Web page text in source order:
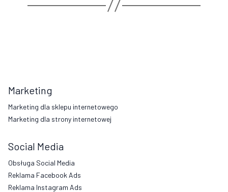
Marketing
Marketing dla sklepu internetowego
Marketing dla strony internetowej
Social Media
Obsługa Social Media
Reklama Facebook Ads
Reklama Instagram Ads